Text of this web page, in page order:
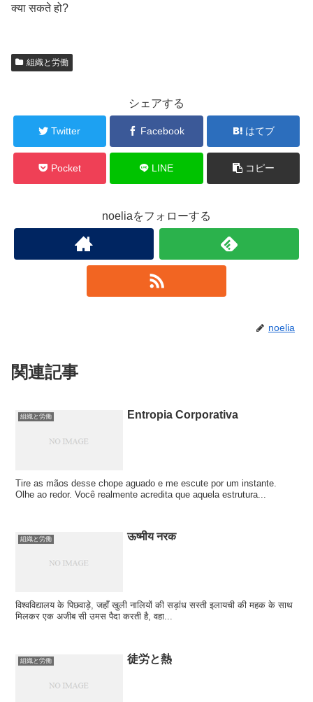
क्या सकते हो?
組織と労働
シェアする
Twitter Facebook はてブ
Pocket LINE コピー
noeliaをフォローする
noelia
関連記事
組織と労働 Entropia Corporativa
Tire as mãos desse chope aguado e me escute por um instante.
Olhe ao redor. Você realmente acredita que aquela estrutura...
組織と労働 ऊष्मीय नरक
विश्वविद्यालय के पिछवाड़े, जहाँ खुली नालियों की सड़ांध सस्ती इलायची की महक के साथ
मिलकर एक अजीब सी उमस पैदा करती है, वहा...
組織と労働 徒労と熱